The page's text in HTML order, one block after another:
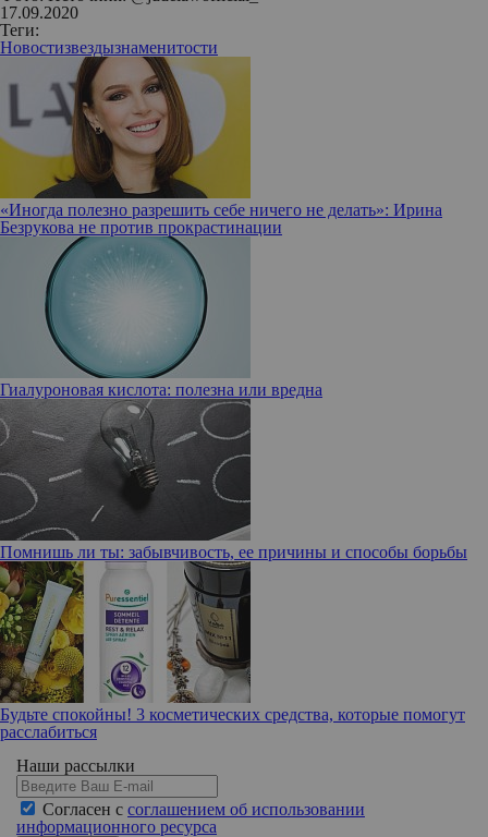
17.09.2020
Теги:
Новостизвездызнаменитости
«Иногда полезно разрешить себе ничего не делать»: Ирина
Безрукова не против прокрастинации
Гиалуроновая кислота: полезна или вредна
Помнишь ли ты: забывчивость, ее причины и способы борьбы
Будьте спокойны! 3 косметических средства, которые помогут
расслабиться
Наши рассылки
Согласен с соглашением об использовании
информационного ресурса